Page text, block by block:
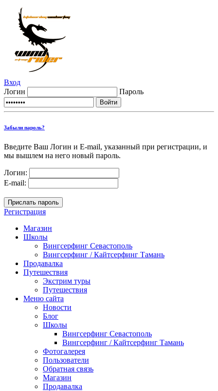
Вход
Логин
Пароль
Забыли пароль?
Введите Ваш Логин и E-mail, указанный при регистрации, и
мы вышлем на него новый пароль.
Логин:
E-mail:
Регистрация
Магазин
Школы
Вингсерфинг Севастополь
Вингсерфинг / Кайтсерфинг Тамань
Продавалка
Путешествия
Экстрим туры
Путешествия
Меню сайта
Новости
Блог
Школы
Вингсерфинг Севастополь
Вингсерфинг / Кайтсерфинг Тамань
Фотогалерея
Пользователи
Обратная связь
Магазин
Продавалка